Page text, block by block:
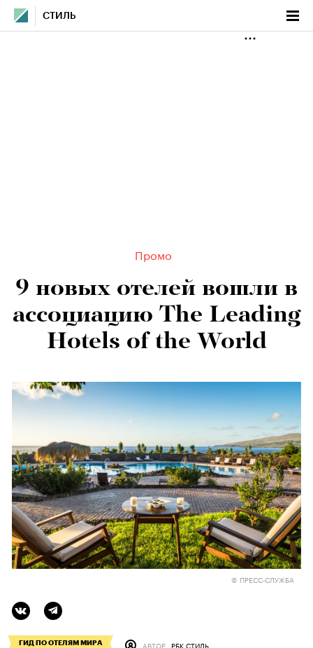
СТИЛЬ
Промо
9 новых отелей вошли в
ассоциацию The Leading
Hotels of the World
© ПРЕСС-СЛУЖБА
ГИД ПО ОТЕЛЯМ МИРА АВТОР РБК СТИЛЬ